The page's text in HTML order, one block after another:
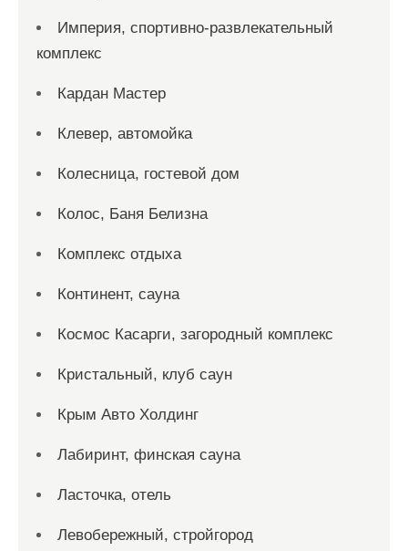
Империя, спортивно-развлекательный
комплекс
Кардан Мастер
Клевер, автомойка
Колесница, гостевой дом
Колос, Баня Белизна
Комплекс отдыха
Континент, сауна
Космос Касарги, загородный комплекс
Кристальный, клуб саун
Крым Авто Холдинг
Лабиринт, финская сауна
Ласточка, отель
Левобережный, стройгород